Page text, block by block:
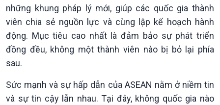
Tin Đời sống & Xã hội
360 độ Sức khỏe
Tin Khoa học & Công nghệ
Kết nối công nghệ
những khung pháp lý mới, giúp các quốc gia thành
viên chia sẻ nguồn lực và cùng lập kế hoạch hành
động. Mục tiêu cao nhất là đảm bảo sự phát triển
đồng đều, không một thành viên nào bị bỏ lại phía
sau.
Sức mạnh và sự hấp dẫn của ASEAN nằm ở niềm tin
và sự tin cậy lẫn nhau. Tại đây, không quốc gia nào